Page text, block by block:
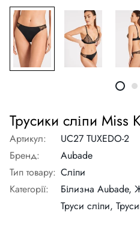
Трусики сліпи Miss
Артикул:
UC27 TUXEDO-2
Бренд:
Aubade
Тип товару: Сліпи
Категорії:
Білизна Aubade,
Труси сліпи,